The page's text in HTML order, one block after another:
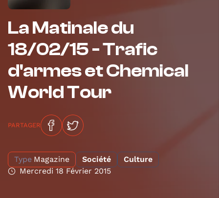
La Matinale du
18/02/15 - Trafic
d'armes et Chemical
World Tour
PARTAGER
Type Magazine Société
Culture
Mercredi 18 Février 2015